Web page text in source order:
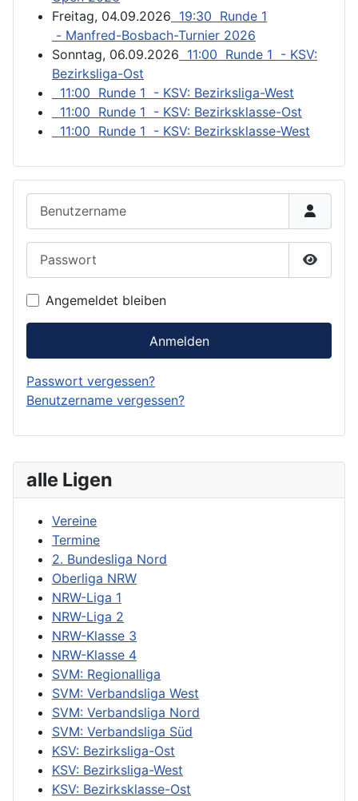
alle Ligen
Vereine
Termine
2. Bundesliga Nord
Oberliga NRW
NRW-Liga 1
NRW-Liga 2
NRW-Klasse 3
NRW-Klasse 4
SVM: Regionalliga
SVM: Verbandsliga West
SVM: Verbandsliga Nord
SVM: Verbandsliga Süd
KSV: Bezirksliga-Ost
KSV: Bezirksliga-West
KSV: Bezirksklasse-Ost
Freitag, 04.09.2026 19:30 Runde 1
- Manfred-Bosbach-Turnier 2026
Sonntag, 06.09.2026 11:00 Runde 1 - KSV:
Bezirksliga-Ost
11:00 Runde 1 - KSV: Bezirksliga-West
11:00 Runde 1 - KSV: Bezirksklasse-Ost
11:00 Runde 1 - KSV: Bezirksklasse-West
Angemeldet bleiben
Anmelden
Passwort vergessen?
Benutzername vergessen?